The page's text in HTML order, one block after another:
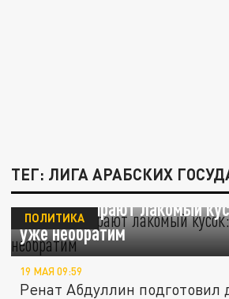
ТЕГ: ЛИГА АРАБСКИХ
У США отбирают лакомый
уже необратим
ПОЛИТИКА
19 МАЯ 09:59
Ренат Абдуллин подготовил